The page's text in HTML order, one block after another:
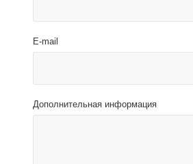
E-mail
Дополнительная информация